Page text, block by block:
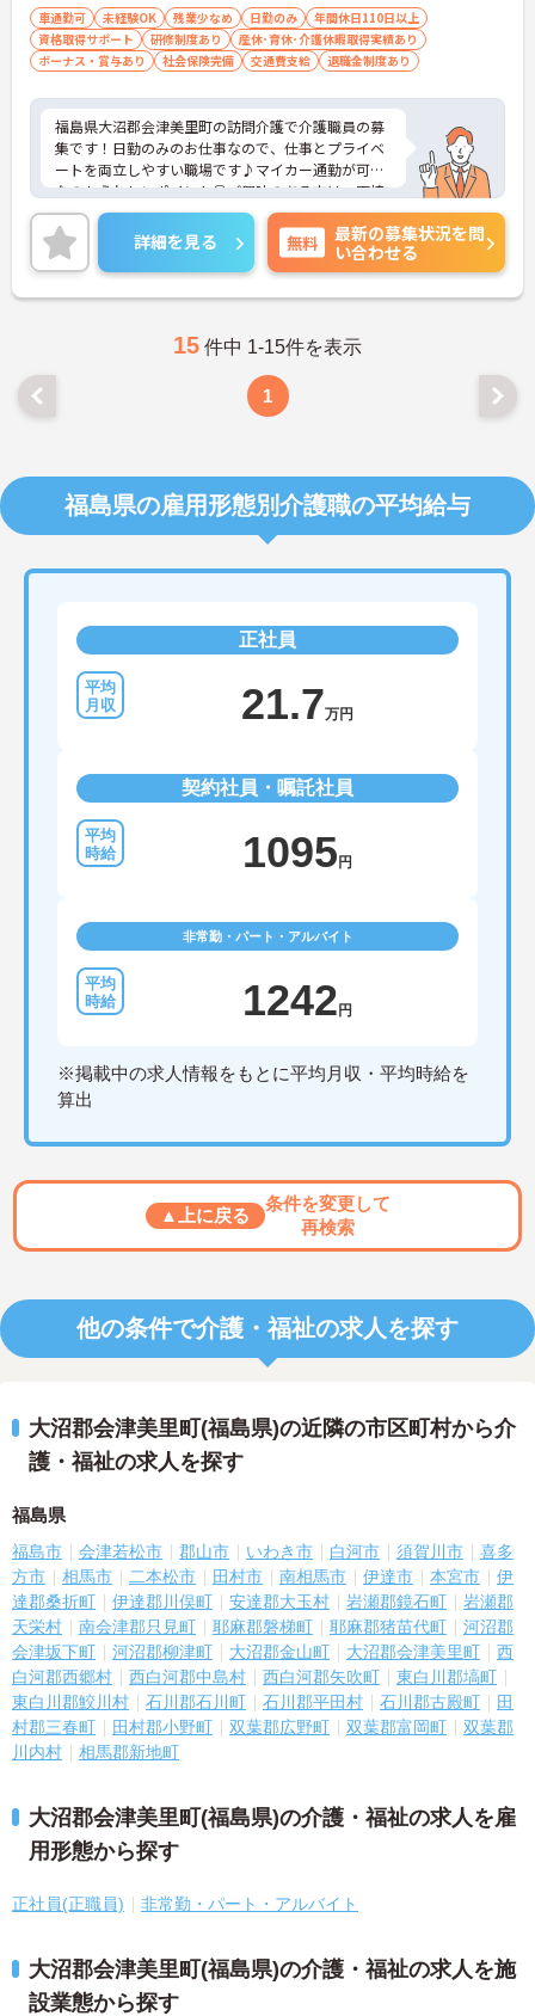
車通勤可 未経験OK 残業少なめ 日勤のみ
年間休日110日以上
資格取得サポート
研修制度あり
産休･育休･介護休暇取得実績あり
ボーナス・賞与あり
社会保険完備 交通費支給 退職金制度あり
福島県大沼郡会津美里町の訪問介護で介護職員の募
集です！日勤のみのお仕事なので、仕事とプライベ
ートを両立しやすい職場です♪マイカー通勤が可能
なのもうれしいポイント◎ご興味のある方は、面接
ポイントをお伝えしますので、お気軽にご連絡くだ
さい。
詳細を見る 無料
最新の募集状況を問
い合わせる
15 件中 1-15件を表示
1
福島県の雇用形態別介護職の平均給与
正社員
21.7万円
契約社員・嘱託社員
1095円
非常勤・パート・アルバイト
1242円
※掲載中の求人情報をもとに平均月収・平均時給を
算出
▲上に戻る
条件を変更して
再検索
他の条件で介護・福祉の求人を探す
大沼郡会津美里町(福島県)の近隣の市区町村から介
護・福祉の求人を探す
福島県
福島市 会津若松市 郡山市 いわき市 白河市 須賀川市
喜多
方市
相馬市 二本松市 田村市 南相馬市 伊達市 本宮市
伊
達郡桑折町
伊達郡川俣町 安達郡大玉村 岩瀬郡鏡石町
岩瀬郡
天栄村
南会津郡只見町 耶麻郡磐梯町 耶麻郡猪苗代町
河沼郡
会津坂下町
河沼郡柳津町 大沼郡金山町 大沼郡会津美里町
西
白河郡西郷村
西白河郡中島村 西白河郡矢吹町
東白川郡塙町
東白川郡鮫川村
石川郡石川町 石川郡平田村 石川郡古殿町
田
村郡三春町
田村郡小野町 双葉郡広野町 双葉郡富岡町
双葉郡
川内村
相馬郡新地町
大沼郡会津美里町(福島県)の介護・福祉の求人を雇
用形態から探す
正社員(正職員) 非常勤・パート・アルバイト
大沼郡会津美里町(福島県)の介護・福祉の求人を施
設業態から探す